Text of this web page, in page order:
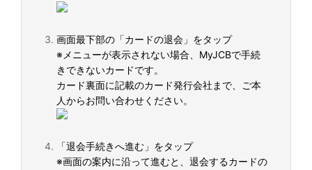
画面最下部の「カードの退会」をタップ
※メニューが表示されない場合、MyJCBで手続
きできないカードです。
カード裏面に記載のカード発行会社まで、ご本
人からお問い合わせください。
「退会手続きへ進む」をタップ
※画面の案内に沿って進むと、退会するカードの